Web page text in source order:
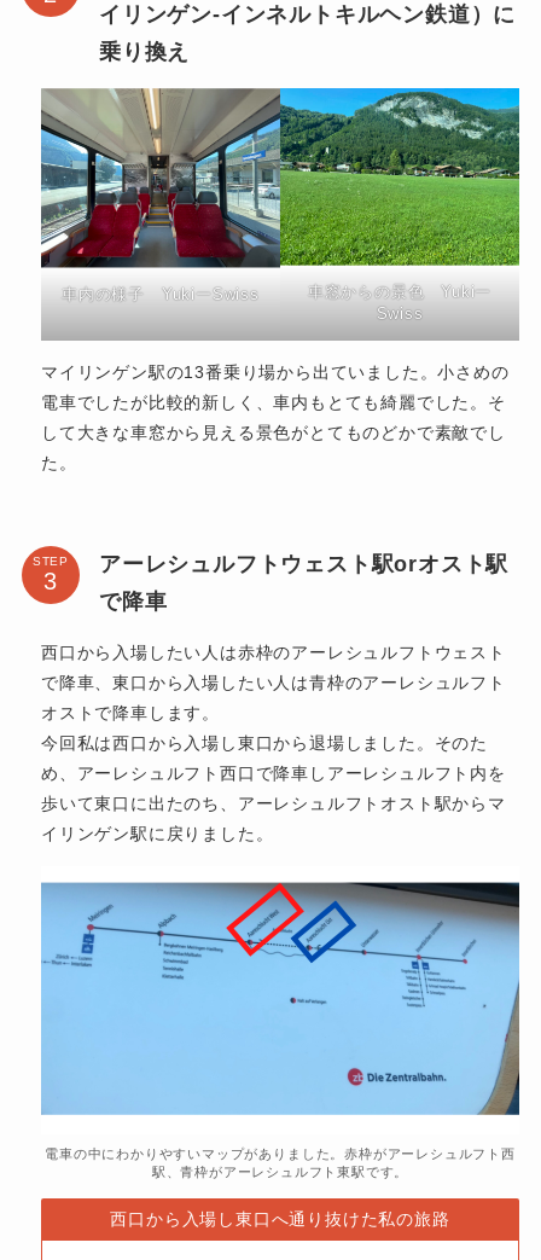
イリンゲン-インネルトキルヘン鉄道）に
乗り換え
車内の様子 YukiーSwiss
車窓からの景色 Yukiー
Swiss
マイリンゲン駅の13番乗り場から出ていました。小さめの
電車でしたが比較的新しく、車内もとても綺麗でした。そ
して大きな車窓から見える景色がとてものどかで素敵でし
た。
STEP
アーレシュルフトウェスト駅orオスト駅
で降車
西口から入場 したい人は赤枠のアーレシュルフトウェスト
で降車 、東口から入場し たい人は青枠のアーレシュルフト
オスト で降車します。
今回私は西口から入場し東口から退場しました。そのた
め、アーレシュルフト西口で降車しアーレシュルフト内を
歩いて東口に出たのち、アーレシュルフトオスト駅からマ
イリンゲン駅に戻りました。
電車の中にわかりやすいマップがありました。赤枠がアーレシュルフト西
駅、青枠がアーレシュルフト東駅です。
西口から入場し東口へ通り抜けた私の旅路